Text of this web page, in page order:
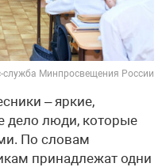
служба Минпросвещения России
– яркие,
дело люди, которые
По словам
принадлежат одни